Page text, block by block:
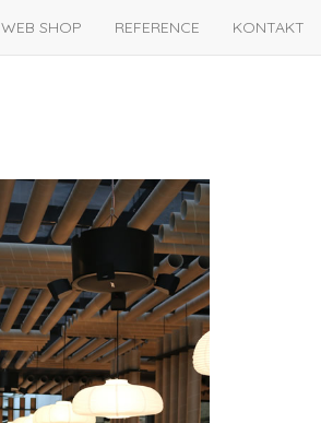
WEB SHOP REFERENCE KONTAKT